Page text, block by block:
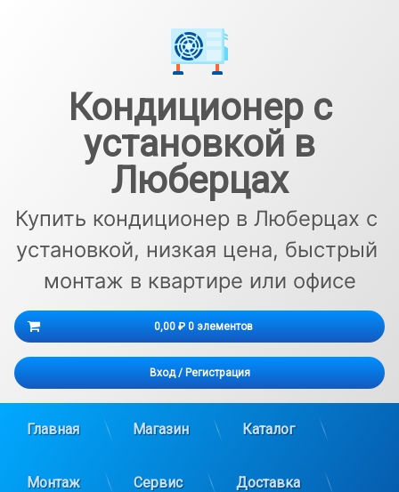
Кондиционер с
установкой в
Люберцах
Купить кондиционер в Люберцах с
установкой, низкая цена, быстрый
монтаж в квартире или офисе
0,00 ₽ 0 элементов
Корзина пуста.
Вход/Регистрация
Главная Магазин Каталог
Монтаж Сервис Доставка